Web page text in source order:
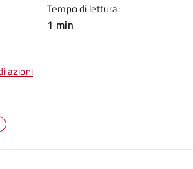
Tempo di lettura:
1 min
azioni